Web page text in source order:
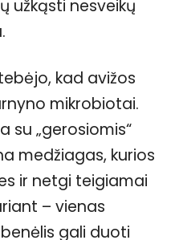
užkąsti nesveikų
kad avižos
mikrobiotai.
su „gerosiomis“
medžiagas, kurios
ir netgi teigiamai
– vienas
gali duoti